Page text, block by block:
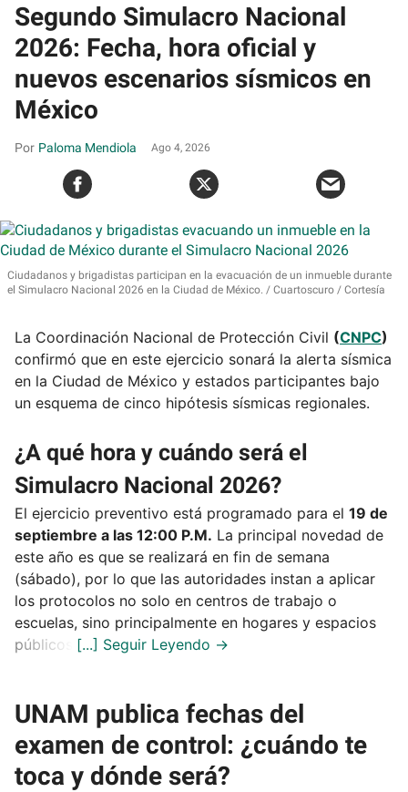
Segundo Simulacro Nacional
2026: Fecha, hora oficial y
nuevos escenarios sísmicos en
México
Paloma Mendiola Ago 4, 2026
Ciudadanos y brigadistas participan en la evacuación de un inmueble durante
el Simulacro Nacional 2026 en la Ciudad de México.
Cuartoscuro / Cortesía
La Coordinación Nacional de Protección Civil (CNPC)
confirmó que en este ejercicio sonará la alerta sísmica
en la Ciudad de México y estados participantes bajo
un esquema de cinco hipótesis sísmicas regionales.
¿A qué hora y cuándo será el
Simulacro Nacional 2026?
El ejercicio preventivo está programado para el 19 de
septiembre a las 12:00 P.M. La principal novedad de
este año es que se realizará en fin de semana
(sábado), por lo que las autoridades instan a aplicar
los protocolos no solo en centros de trabajo o
escuelas, sino principalmente en hogares y espacios
públicos.
UNAM publica fechas del
examen de control: ¿cuándo te
toca y dónde será?